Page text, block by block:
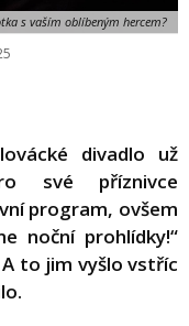
s vaším oblíbeným hercem?
divadlo už
své příznivce
program, ovšem
noční prohlídky!“
to jim vyšlo vstříc